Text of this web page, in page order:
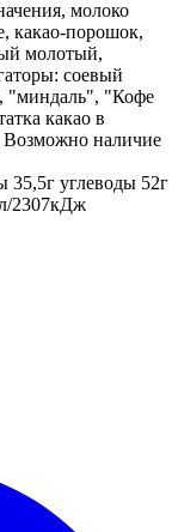
молоко
какао-порошок,
молотый,
соевый
"миндаль", "Кофе
какао в
Возможно наличие
35,5г углеводы 52г
2307кДж